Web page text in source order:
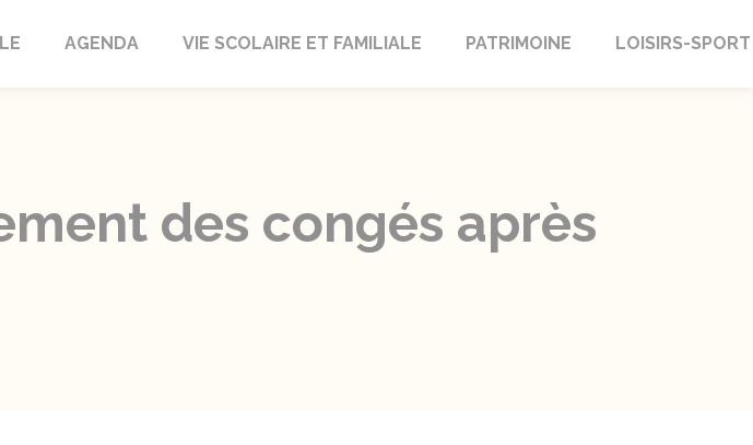
AGENDA VIE SCOLAIRE ET FAMILIALE PATRIMOINE LOISIRS-SPORT
des congés après